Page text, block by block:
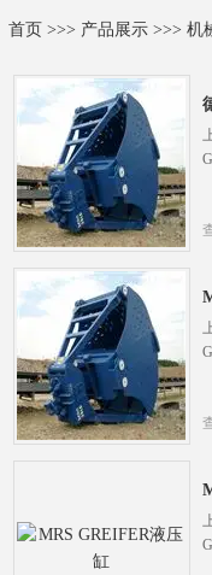
首页 >>> 产品展示 >>>机